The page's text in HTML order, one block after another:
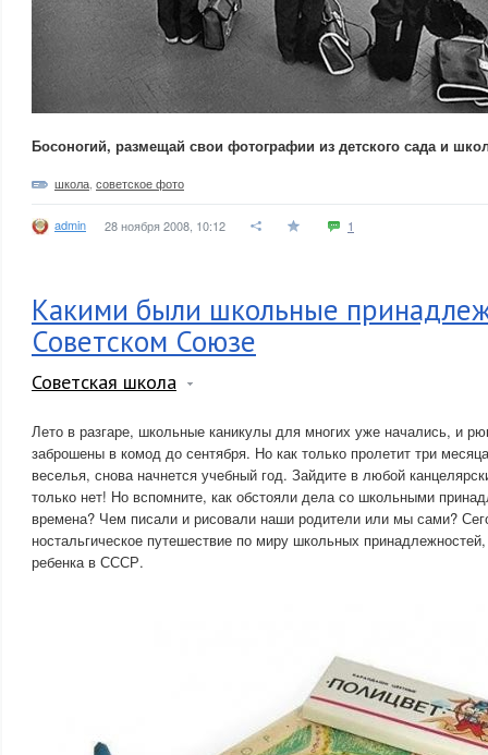
Босоногий, размещай свои фотографии из детского сада и
школа советское фото
admin 28 ноября 2008, 10:12 1
Какими были школьные
Советском Союзе
Советская школа
Лето в разгаре, школьные каникулы для многих уже начались, и
заброшены в комод до сентября. Но как только пролетит три
веселья, снова начнется учебный год. Зайдите в любой
только нет! Но вспомните, как обстояли дела со школьными
времена? Чем писали и рисовали наши родители или мы сами?
ностальгическое путешествие по миру школьных
ребенка в СССР.